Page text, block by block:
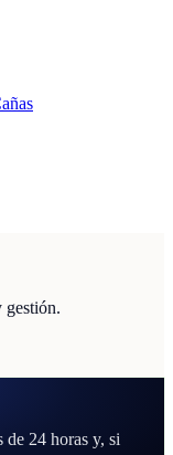
gestión.
de 24 horas y, si